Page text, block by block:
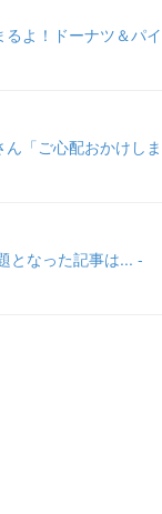
よ！ドーナツ＆パイ
「ご心配おかけしま
となった記事は... -